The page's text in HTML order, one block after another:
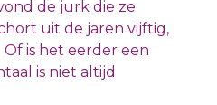
de jurk die ze
uit de jaren vijftig,
is het eerder een
is niet altijd